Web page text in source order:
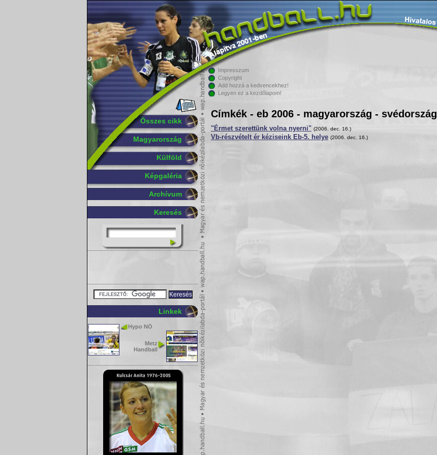
Összes cikk
Magyarország
Külföld
Képgaléria
Archívum
Keresés
Linkek
Hypo NÖ
Metz
Handball
Impresszum
Copyright
Add hozzá a kedvencekhez!
Legyen ez a kezdőlapom!
Címkék - eb 2006 - magyarország - svédország
"Érmet szerettünk volna nyerni" (2006. dec. 16.)
Vb-részvételt ér kéziseink Eb-5. helye (2006. dec. 16.)